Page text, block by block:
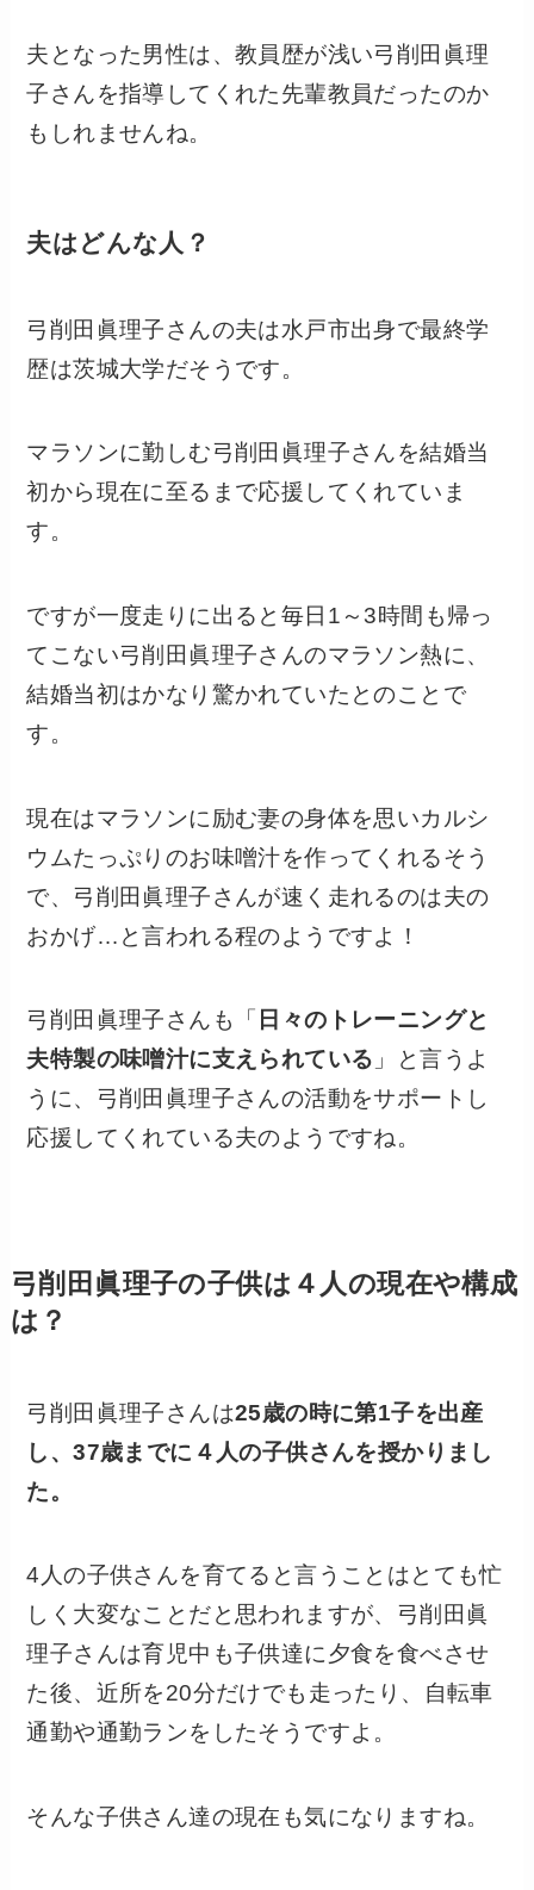
夫となった男性は、教員歴が浅い弓削田眞理
子さんを指導してくれた先輩教員だったのか
もしれませんね。
夫はどんな人？
弓削田眞理子さんの夫は水戸市出身で最終学
歴は茨城大学だそうです。
マラソンに勤しむ弓削田眞理子さんを結婚当
初から現在に至るまで応援してくれていま
す。
ですが一度走りに出ると毎日1～3時間も帰っ
てこない弓削田眞理子さんのマラソン熱に、
結婚当初はかなり驚かれていたとのことで
す。
現在はマラソンに励む妻の身体を思いカルシ
ウムたっぷりのお味噌汁を作ってくれるそう
で、弓削田眞理子さんが速く走れるのは夫の
おかげ…と言われる程のようですよ！
弓削田眞理子さんも「 日々のトレーニングと
夫特製の味噌汁に支えられている 」と言うよ
うに、弓削田眞理子さんの活動をサポートし
応援してくれている夫のようですね。
弓削田眞理子の子供は４人の現在や構成
は？
弓削田眞理子さんは25歳の時に第1子を出産
し、37歳までに４人の子供さんを授かりまし
た。
4人の子供さんを育てると言うことはとても忙
しく大変なことだと思われますが、弓削田眞
理子さんは育児中も子供達に夕食を食べさせ
た後、近所を20分だけでも走ったり、自転車
通勤や通勤ランをしたそうですよ。
そんな子供さん達の現在も気になりますね。